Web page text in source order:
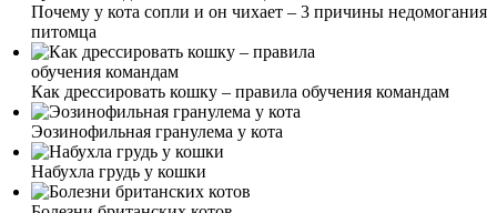
Почему у кота сопли и он чихает – 3 причины недомогания
питомца
Как дрессировать кошку – правила обучения командам
Эозинофильная гранулема у кота
Набухла грудь у кошки